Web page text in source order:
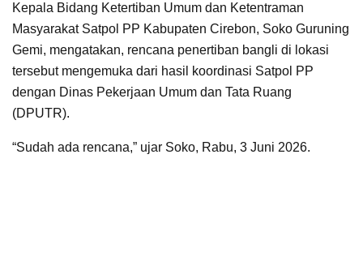
Kepala Bidang Ketertiban Umum dan Ketentraman
Masyarakat Satpol PP Kabupaten Cirebon, Soko Guruning
Gemi, mengatakan, rencana penertiban bangli di lokasi
tersebut mengemuka dari hasil koordinasi Satpol PP
dengan Dinas Pekerjaan Umum dan Tata Ruang
(DPUTR).
“Sudah ada rencana,” ujar Soko, Rabu, 3 Juni 2026.